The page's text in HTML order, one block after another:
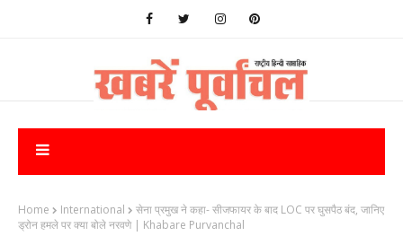
Home International
सेना प्रमुख ने कहा- सीजफायर के बाद LOC पर घुसपैठ बंद, जानिए
ड्रोन हमले पर क्या बोले नरवणे | Khabare Purvanchal